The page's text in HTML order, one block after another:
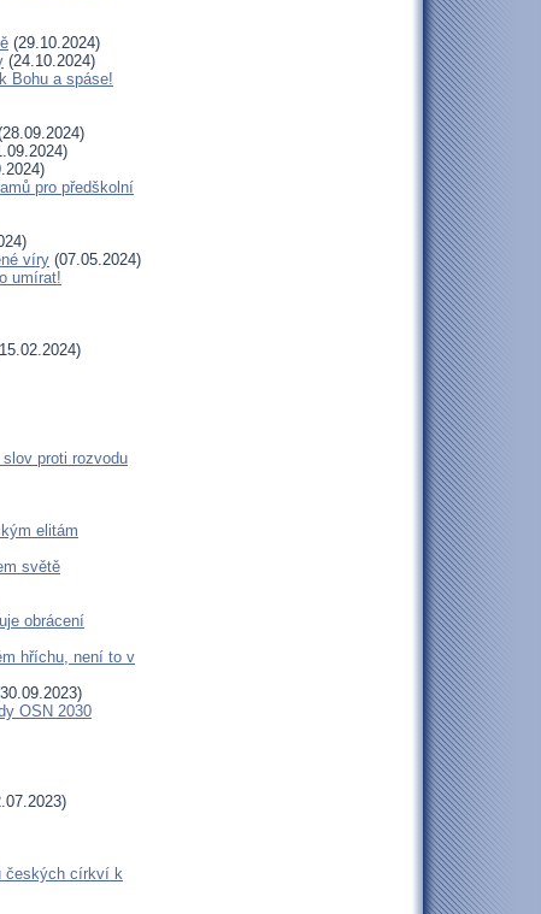
(29.10.2024)
(24.10.2024)
Bohu a spáse!
pro předškolní
víry (07.05.2024)
umírat!
proti rozvodu
elitám
světě
obrácení
hříchu, není to v
OSN 2030
českých církví k